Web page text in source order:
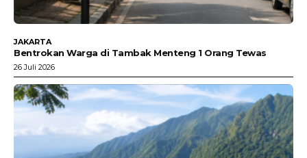
JAKARTA
Bentrokan Warga di Tambak Menteng 1 Orang Tewas
26 Juli 2026